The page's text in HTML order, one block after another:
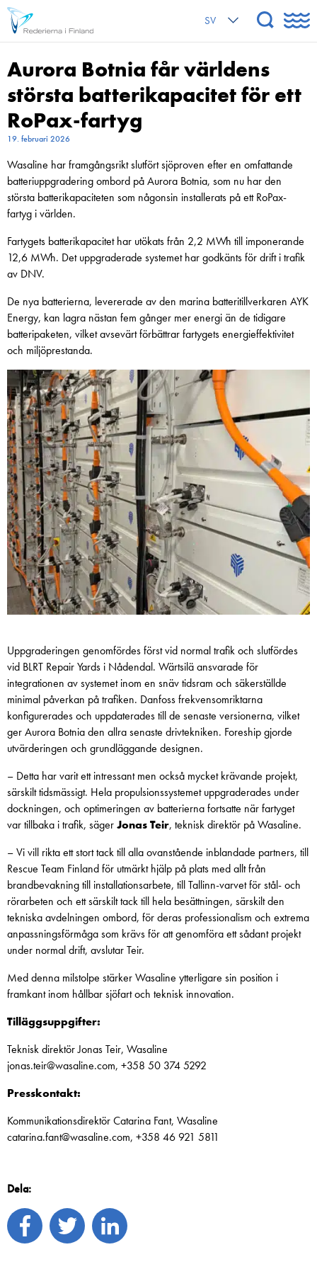
SV
Aurora Botnia får världens
största batterikapacitet för ett
RoPax-fartyg
19. februari 2026
Wasaline har framgångsrikt slutfört sjöproven efter en omfattande
batteriuppgradering ombord på Aurora Botnia, som nu har den
största batterikapaciteten som någonsin installerats på ett RoPax-
fartyg i världen.
Fartygets batterikapacitet har utökats från 2,2 MWh till imponerande
12,6 MWh. Det uppgraderade systemet har godkänts för drift i trafik
av DNV.
De nya batterierna, levererade av den marina batteritillverkaren AYK
Energy, kan lagra nästan fem gånger mer energi än de tidigare
batteripaketen, vilket avsevärt förbättrar fartygets energieffektivitet
och miljöprestanda.
Uppgraderingen genomfördes först vid normal trafik och slutfördes
vid BLRT Repair Yards i Nådendal. Wärtsilä ansvarade för
integrationen av systemet inom en snäv tidsram och säkerställde
minimal påverkan på trafiken. Danfoss frekvensomriktarna
konfigurerades och uppdaterades till de senaste versionerna, vilket
ger Aurora Botnia den allra senaste drivtekniken. Foreship gjorde
utvärderingen och grundläggande designen.
– Detta har varit ett intressant men också mycket krävande projekt,
särskilt tidsmässigt. Hela propulsionssystemet uppgraderades under
dockningen, och optimeringen av batterierna fortsatte när fartyget
var tillbaka i trafik, sägerJonas Teir, teknisk direktör på Wasaline.
– Vi vill rikta ett stort tack till alla ovanstående inblandade partners, till
Rescue Team Finland för utmärkt hjälp på plats med allt från
brandbevakning till installationsarbete, till Tallinn-varvet för stål- och
rörarbeten och ett särskilt tack till hela besättningen, särskilt den
tekniska avdelningen ombord, för deras professionalism och extrema
anpassningsförmåga som krävs för att genomföra ett sådant projekt
under normal drift, avslutar Teir.
Med denna milstolpe stärker Wasaline ytterligare sin position i
framkant inom hållbar sjöfart och teknisk innovation.
Tilläggsuppgifter:
Teknisk direktör Jonas Teir, Wasaline
jonas.teir@wasaline.com, +358 50 374 5292
Presskontakt:
Kommunikationsdirektör Catarina Fant, Wasaline
catarina.fant@wasaline.com, +358 46 921 5811
Dela: